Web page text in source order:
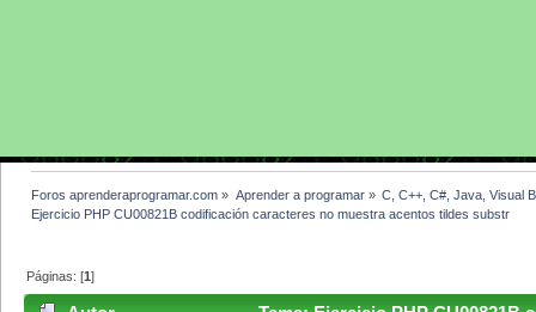
Foros aprenderaprogramar.com » Aprender a programar» C, C++, C#, Java, Visual
Ejercicio PHP CU00821B codificación caracteres no muestra acentos tildes substr
Páginas: [1]